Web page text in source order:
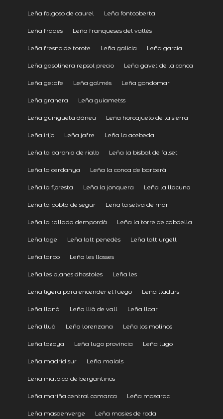
Leña folgoso de caurel Leña fontcoberta
Leña frades Leña franqueses del vallès
Leña fresno de torote Leña galicia Leña garcia
Leña gasolinera repsol precio Leña gavet de la conca
Leña getafe Leña golmés Leña gondomar
Leña granera Leña guiametss
Leña guingueta dàneu Leña horcajuelo de la sierra
Leña irijo Leña jafre Leña la acebeda
Leña la baronia de rialb Leña la bisbal de falset
Leña la cerdanya Leña la conca de barberà
Leña la floresta Leña la jonquera Leña la llacuna
Leña la pobla de segur Leña la selva de mar
Leña la tallada dempordà Leña la torre de cabdella
Leña lage Leña lalt penedès Leña lalt urgell
Leña larbo Leña les llosses
Leña les planes dhostoles Leña les
Leña ligera para encender el fuego Leña lladurs
Leña llanà Leña llià de vall Leña lloar
Leña lluà Leña lorenzana Leña los molinos
Leña lozoya Leña lugo provincia Leña lugo
Leña madrid sur Leña maials
Leña malpica de bergantiños
Leña mariña central comarca Leña masarac
Leña masdenverge Leña masies de roda